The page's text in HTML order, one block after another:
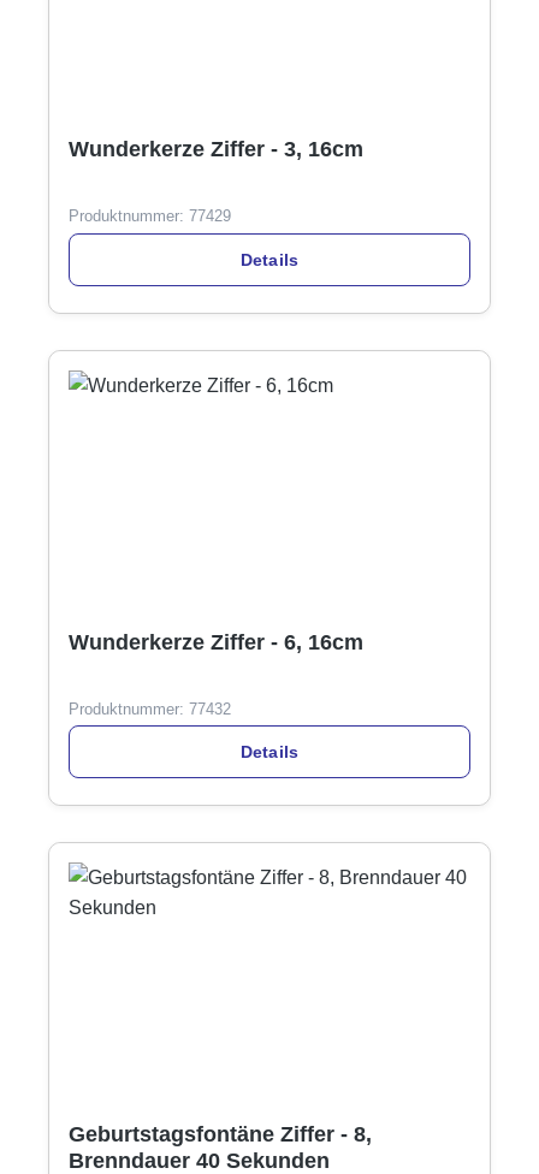
Wunderkerze Ziffer - 3, 16cm
Produktnummer: 77429
Details
Wunderkerze Ziffer - 6, 16cm
Produktnummer: 77432
Details
Geburtstagsfontäne Ziffer - 8,
Brenndauer 40 Sekunden